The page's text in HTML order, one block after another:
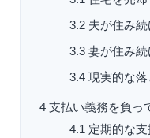
3.2 夫が住み
3.3 妻が住み
3.4 現実的な
4 支払い義務を負っ
4.1 定期的な